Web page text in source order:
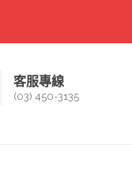
客服專線
(03) 450-3135